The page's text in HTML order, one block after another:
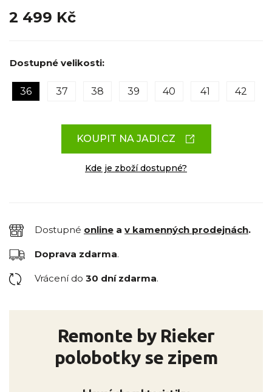
2 499 Kč
Dostupné velikosti:
36 37 38 39 40 41 42
KOUPIT NA JADI.CZ
Kde je zboží dostupné?
Dostupné online a v kamenných prodejnách.
Doprava zdarma.
Vrácení do 30 dní zdarma.
Remonte by Rieker
polobotky se zipem